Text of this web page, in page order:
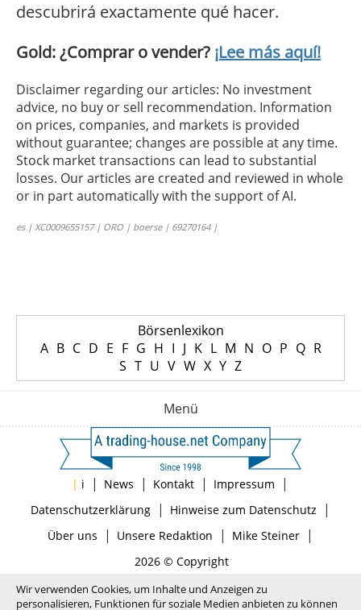
descubrirá exactamente qué hacer.
Gold: ¿Comprar o vender? ¡Lee más aquí!
Disclaimer regarding our articles: No investment
advice, no buy or sell recommendation. Information
on prices, companies, and markets is provided
without guarantee; changes are possible at any time.
Stock market transactions can lead to substantial
losses. Our articles are created and reviewed in whole
or in part automatically with the support of AI.
es | XC0009655157 | ORO | boerse | 69270164 |
Börsenlexikon
A B C D E F G H I J K L M N O P Q R
S T U V W X Y Z
Menü
| i | News | Kontakt | Impressum |
Datenschutzerklärung| Hinweise zum Datenschutz |
Über uns | Unsere Redaktion | Mike Steiner|
2026 © Copyright
Wir verwenden Cookies, um Inhalte und Anzeigen zu
personalisieren, Funktionen für soziale Medien anbieten zu können